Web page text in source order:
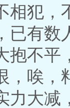
相犯
已有数
抱不平
，唉，
力大减